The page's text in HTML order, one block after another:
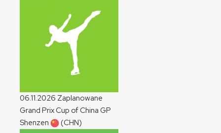
06.11.2026 Zaplanowane
Grand Prix Cup of China GP
Shenzen
(CHN)